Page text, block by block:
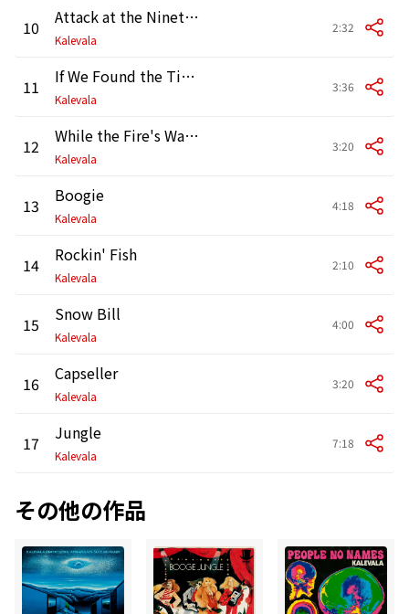
10 Attack at the Nineteen Hundsred
Kalevala
2:32
11 If We Found the Time
Kalevala
3:36
12 While the Fire's Warm
Kalevala
3:20
13 Boogie
Kalevala
4:18
14 Rockin' Fish
Kalevala
2:10
15 Snow Bill
Kalevala
4:00
16 Capseller
Kalevala
3:20
17 Jungle
Kalevala
7:18
その他の作品